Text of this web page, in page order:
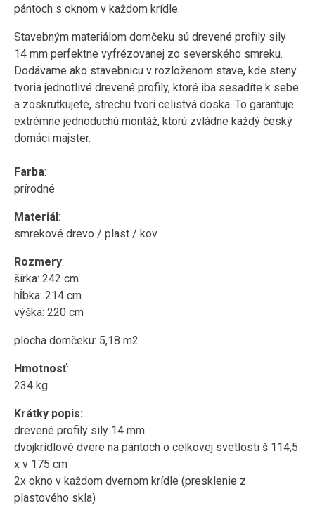
pántoch s oknom v každom krídle.
Stavebným materiálom domčeku sú drevené profily sily
14 mm perfektne vyfrézovanej zo severského smreku.
Dodávame ako stavebnicu v rozloženom stave, kde steny
tvoria jednotlivé drevené profily, ktoré iba sesadíte k sebe
a zoskrutkujete, strechu tvorí celistvá doska. To garantuje
extrémne jednoduchú montáž, ktorú zvládne každý český
domáci majster.
Farba:
prírodné
Materiál :
smrekové drevo / plast / kov
Rozmery:
šírka: 242 cm
hĺbka: 214 cm
výška: 220 cm
plocha domčeku: 5,18 m2
Hmotnosť:
234 kg
Krátky popis:
drevené profily sily 14 mm
dvojkrídlové dvere na pántoch o celkovej svetlosti š 114,5
x v 175 cm
2x okno v každom dvernom krídle (presklenie z
plastového skla)